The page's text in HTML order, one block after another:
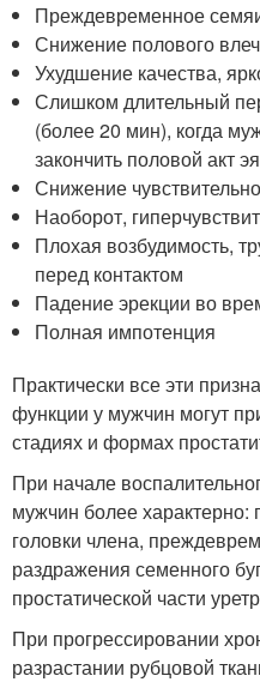
Преждевременное
Снижение полового
Ухудшение качества,
Слишком длительный
(более 20 мин), когда
закончить половой акт
Снижение
Наоборот,
Плохая возбудимость,
перед контактом
Падение эрекции во
Полная импотенция
Практически все эти
функции у мужчин могут
стадиях и формах
При начале
мужчин более характерно:
головки члена,
раздражения семенного
простатической части
При прогрессировании
разрастании рубцовой